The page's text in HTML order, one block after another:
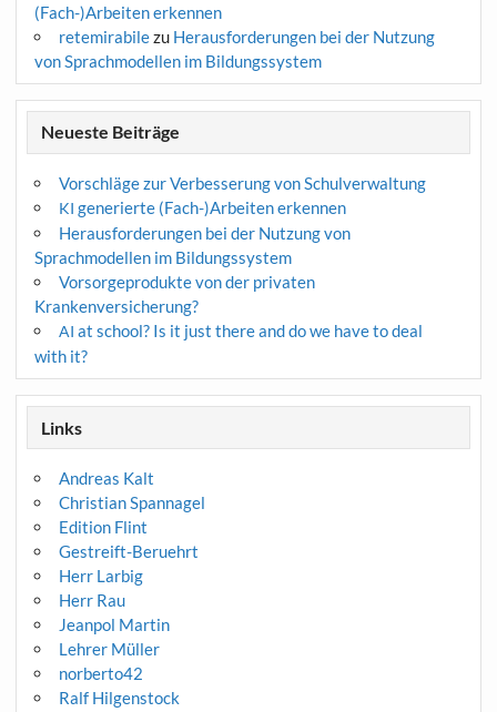
(Fach-)Arbeiten erkennen
retemirabilezu Herausforderungen bei der Nutzung
von Sprachmodellen im Bildungssystem
Neueste Beiträge
Vorschläge zur Verbesserung von Schulverwaltung
KI generierte (Fach-)Arbeiten erkennen
Herausforderungen bei der Nutzung von
Sprachmodellen im Bildungssystem
Vorsorgeprodukte von der privaten
Krankenversicherung?
AI at school? Is it just there and do we have to deal
with it?
Links
Andreas Kalt
Christian Spannagel
Edition Flint
Gestreift-Beruehrt
Herr Larbig
Herr Rau
Jeanpol Martin
Lehrer Müller
norberto42
Ralf Hilgenstock